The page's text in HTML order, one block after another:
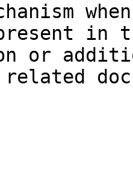
in
or